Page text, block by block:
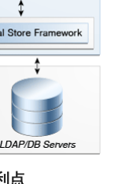
点